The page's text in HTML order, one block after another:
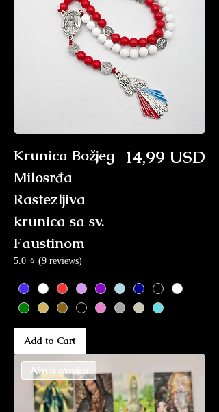
Krunica Božjeg
Milosrđa
Rastezljiva
krunica sa sv.
Faustinom
Price
14,99 USD
5.0 ⭐ (9 reviews)
Add to Cart
Nova stavka